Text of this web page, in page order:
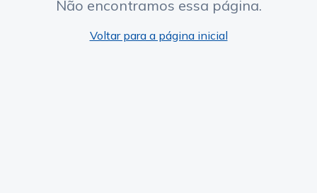
Não encontramos essa página.
Voltar para a página inicial